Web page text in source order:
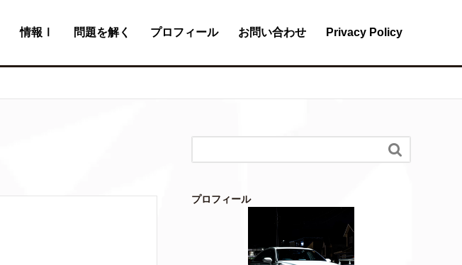
情報Ⅰ 問題を解く プロフィール お問い合わせ Privacy Policy

プロフィール